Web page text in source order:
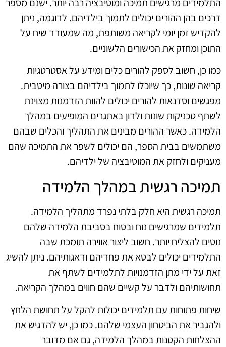
דרכים בהן ההורים יכולים לתמוך בילדיהם. לדוגמה, ניתן
להקדיש זמן יומי לקריאה משותפת, מה שמעודד שיח על
התוכן ומחזק את הכישורים הלשוניים.
כמו כן, חשוב לספק להורים כלים ומידע על אסטרטגיות
קריאה שונות, כך שיוכלו לתמוך בילדיהם בצורה מיטבית.
מפגשים וסדנאות להורים יכולים להוות הזדמנות מצוינת
לשתף טכניקות שונות ולדון באתגרים המופיעים במהלך
הלמידה. כאשר ההורים מבינים את התהליך והכלים שבהם
משתמשים בבית הספר, הם יכולים לשפר את התמיכה שהם
מעניקים ולחזק את המוטיבציה של ילדיהם.
תמיכה רגשית במהלך הלמידה
תמיכה רגשית היא חלק בלתי נפרד מתהליך הלמידה.
תלמידים שמרגישים נוח ובטוח בסביבת הלמידה שלהם
נוטים להצליח יותר. חשוב ליצור אווירה תומכת שבה
התלמידים יכולים לבטא את פחדיהם ודאגותיהם. ניתן להשיג
זאת על ידי מתן הזדמנויות לתלמידים לשתף את
תחושותיהם ולדבר על קשיים שהם חווים במהלך הקריאה.
שיחות פתוחות עם תלמידים יכולות להקל על תחושת הלחץ
ולהגביר את הביטחון העצמי שלהם. כמו כן, יש להדגיש את
ההצלחות הקטנות במהלך הלמידה, גם אם מדובר